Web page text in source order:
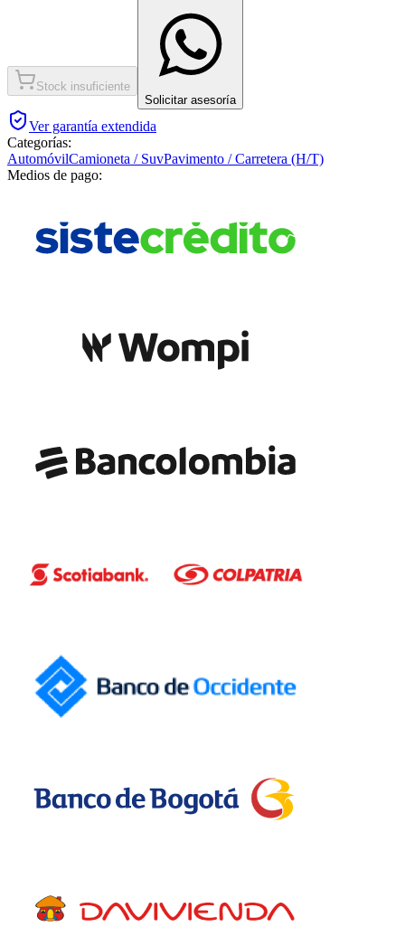
Stock insuficiente
Solicitar asesoría
Ver garantía extendida
Categorías:
AutomóvilCamioneta / SuvPavimento / Carretera (H/T)
Medios de pago: